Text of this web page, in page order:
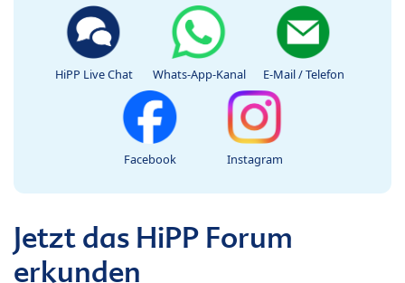
HiPP Live Chat Whats-App-Kanal E-Mail / Telefon
Facebook Instagram
Jetzt das HiPP Forum
erkunden